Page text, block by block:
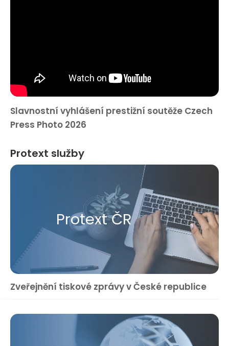
Slavnostní vyhlášení prestižní soutěže Czech
Press Photo 2026
Protext služby
Protext ČR
Zveřejnění tiskové zprávy v České republice